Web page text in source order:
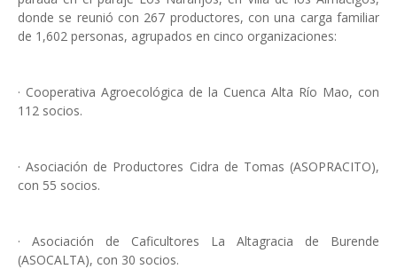
donde se reunió con 267 productores, con una carga familiar
de 1,602 personas, agrupados en cinco organizaciones:
· Cooperativa Agroecológica de la Cuenca Alta Río Mao, con
112 socios.
· Asociación de Productores Cidra de Tomas (ASOPRACITO),
con 55 socios.
· Asociación de Caficultores La Altagracia de Burende
(ASOCALTA), con 30 socios.